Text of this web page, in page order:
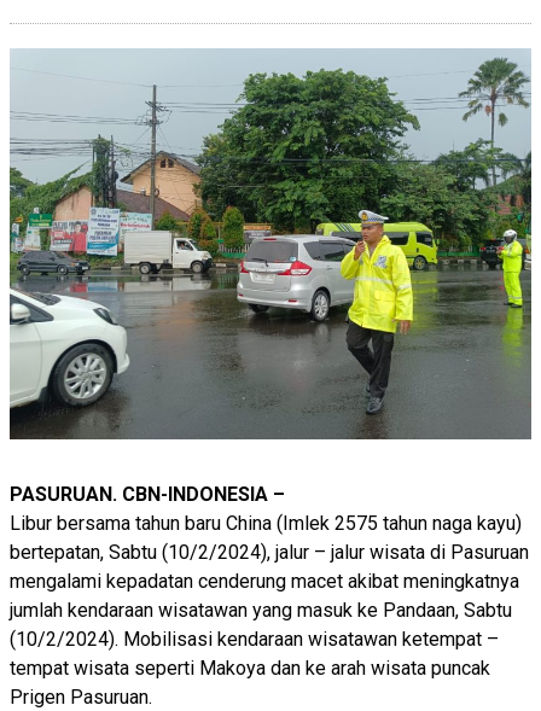
PASURUAN. CBN-INDONESIA –
Libur bersama tahun baru China (Imlek 2575 tahun naga kayu)
bertepatan, Sabtu (10/2/2024), jalur – jalur wisata di Pasuruan
mengalami kepadatan cenderung macet akibat meningkatnya
jumlah kendaraan wisatawan yang masuk ke Pandaan, Sabtu
(10/2/2024). Mobilisasi kendaraan wisatawan ketempat –
tempat wisata seperti Makoya dan ke arah wisata puncak
Prigen Pasuruan.